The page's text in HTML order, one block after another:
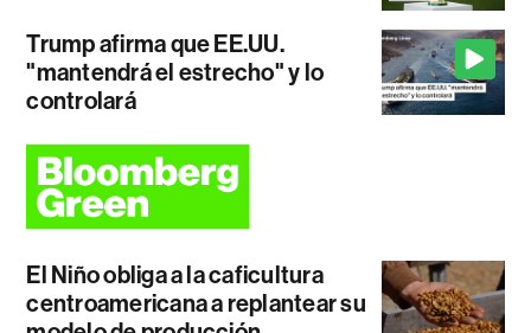
Trump afirma que EE.UU.
"mantendrá el estrecho" y lo
controlará
El Niño obliga a la caficultura
centroamericana a replantear su